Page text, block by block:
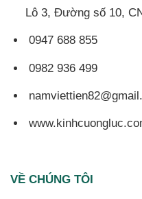
Lô 3, Đường số 10,
0947 688 855
0982 936 499
VỀ CHÚNG TÔI